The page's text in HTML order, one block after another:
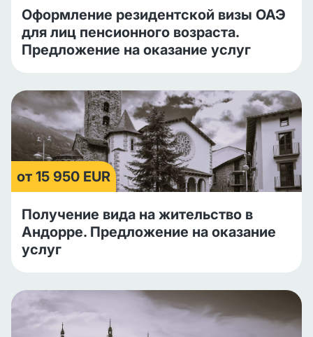
Оформление резидентской визы ОАЭ
для лиц пенсионного возраста.
Предложение на оказание услуг
от 15 950 EUR
Получение вида на жительство в
Андорре. Предложение на оказание
услуг